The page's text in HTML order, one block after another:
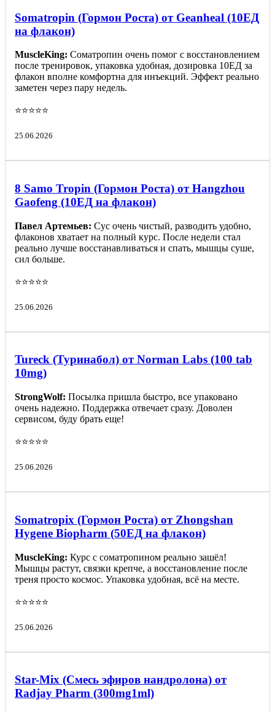
Somatropin (Гормон Роста) от Geanheal (10ЕД
на флакон)
MuscleKing: Соматропин очень помог с восстановлением
после тренировок, упаковка удобная, дозировка 10ЕД за
флакон вполне комфортна для инъекций. Эффект реально
заметен через пару недель.
⭐️⭐️⭐️⭐️⭐️
25.06.2026
8 Samo Tropin (Гормон Роста) от Hangzhou
Gaofeng (10ЕД на флакон)
Павел Артемьев: Сус очень чистый, разводить удобно,
флаконов хватает на полный курс. После недели стал
реально лучше восстанавливаться и спать, мышцы суше,
сил больше.
⭐️⭐️⭐️⭐️⭐️
25.06.2026
Tureck (Туринабол) от Norman Labs (100 tab
10mg)
StrongWolf: Посылка пришла быстро, все упаковано
очень надежно. Поддержка отвечает сразу. Доволен
сервисом, буду брать еще!
⭐️⭐️⭐️⭐️⭐️
25.06.2026
Somatropix (Гормон Роста) от Zhongshan
Hygene Biopharm (50ЕД на флакон)
MuscleKing: Курс с соматропином реально зашёл!
Мышцы растут, связки крепче, а восстановление после
треня просто космос. Упаковка удобная, всё на месте.
⭐️⭐️⭐️⭐️⭐️
25.06.2026
Star-Mix (Смесь эфиров нандролона) от
Radjay Pharm (300mg1ml)